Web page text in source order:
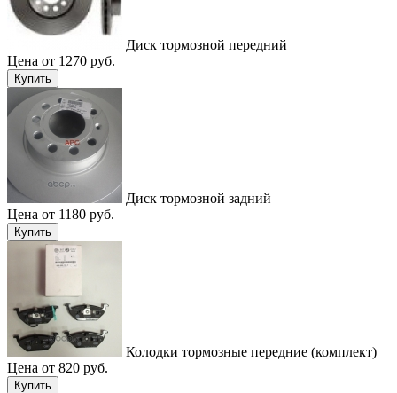
Диск тормозной передний
Цена от 1270 руб.
Купить
Диск тормозной задний
Цена от 1180 руб.
Купить
Колодки тормозные передние (комплект)
Цена от 820 руб.
Купить